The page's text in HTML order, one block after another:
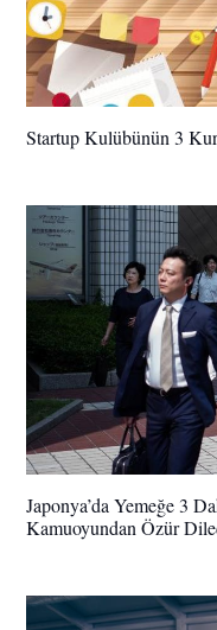
Startup Kulübünün 3
Japonya’da Yemeğe 3
Kamuoyundan Özür